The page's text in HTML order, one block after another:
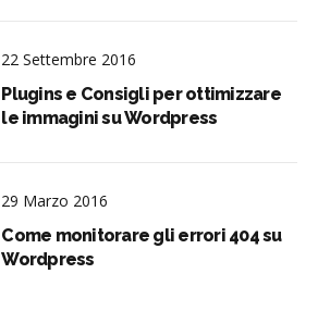
22 Settembre 2016
Plugins e Consigli per ottimizzare
le immagini su Wordpress
29 Marzo 2016
Come monitorare gli errori 404 su
Wordpress